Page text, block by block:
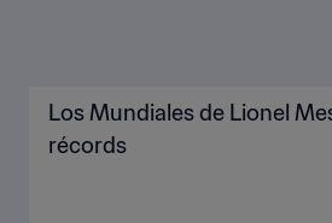
Los Mundiales de Lionel
récords